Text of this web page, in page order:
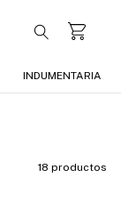
INDUMENTARIA
18 productos